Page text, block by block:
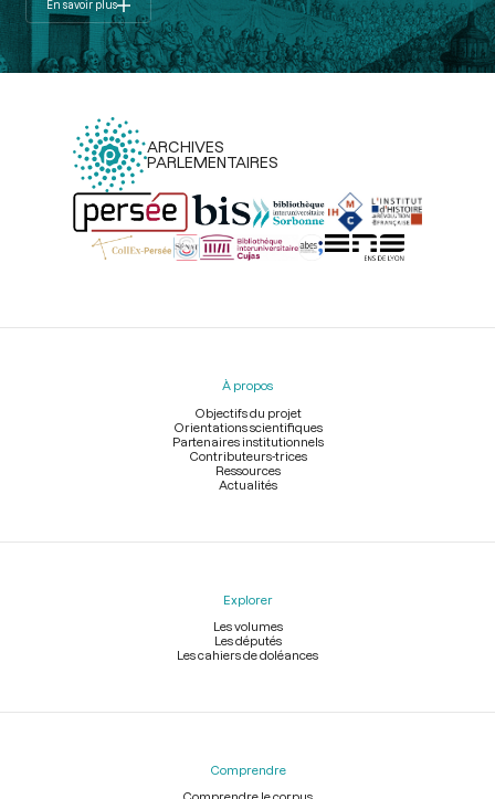
En savoir plus
ARCHIVES
PARLEMENTAIRES
Menu
À propos
Objectifs du projet
Orientations scientifiques
Partenaires institutionnels
Contributeurs-trices
Ressources
Actualités
Explorer
Les volumes
Les députés
Les cahiers de doléances
Comprendre